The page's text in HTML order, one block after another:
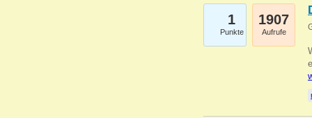
1
Punkte
1907
Aufrufe